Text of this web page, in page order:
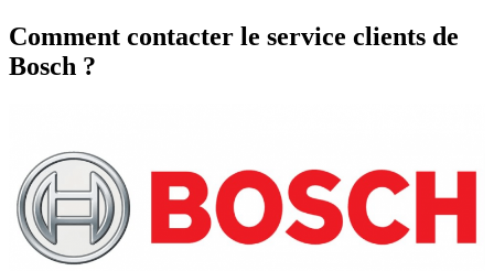
Comment contacter le service clients de
Bosch ?